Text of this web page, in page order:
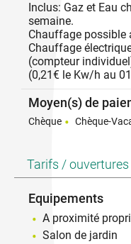
Inclus: Gaz et Eau
semaine.
Chauffage possible
Chauffage
(compteur
(0,21€ le Kw/h au
Moyen(s) de
Chèque Chèque-
Tarifs / ouvertures
Equipements
A proximité
Salon de jardin